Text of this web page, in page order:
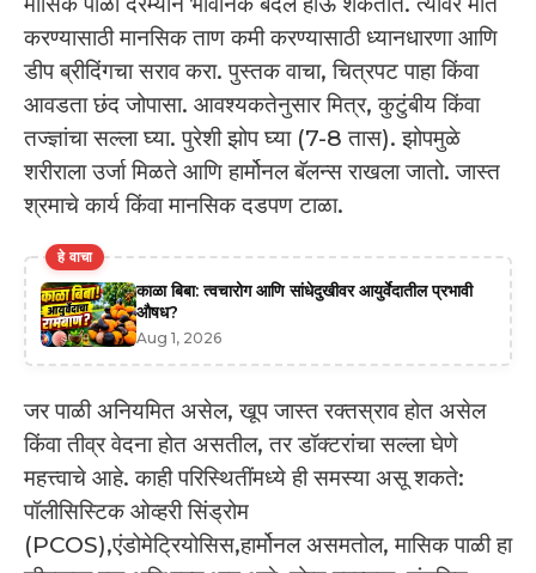
करण्यासाठी मानसिक ताण कमी करण्यासाठी ध्यानधारणा आणि
डीप ब्रीदिंगचा सराव करा. पुस्तक वाचा, चित्रपट पाहा किंवा
आवडता छंद जोपासा. आवश्यकतेनुसार मित्र, कुटुंबीय किंवा
तज्ज्ञांचा सल्ला घ्या. पुरेशी झोप घ्या (7-8 तास). झोपमुळे
शरीराला उर्जा मिळते आणि हार्मोनल बॅलन्स राखला जातो. जास्त
श्रमाचे कार्य किंवा मानसिक दडपण टाळा.
हे वाचा
काळा बिबा: त्वचारोग आणि सांधेदुखीवर आयुर्वेदातील प्रभावी
औषध?
Aug 1, 2026
जर पाळी अनियमित असेल, खूप जास्त रक्तस्राव होत असेल
किंवा तीव्र वेदना होत असतील, तर डॉक्टरांचा सल्ला घेणे
महत्त्वाचे आहे. काही परिस्थितींमध्ये ही समस्या असू शकते:
पॉलीसिस्टिक ओव्हरी सिंड्रोम
(PCOS),एंडोमेट्रियोसिस,हार्मोनल असमतोल, मासिक पाळी हा